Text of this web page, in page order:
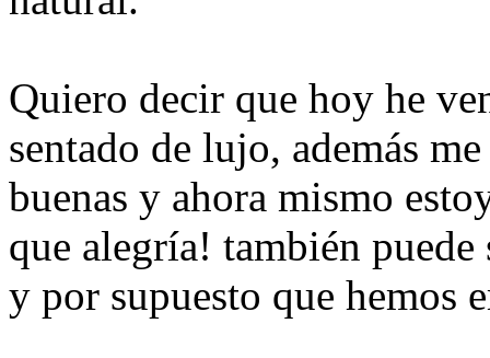
Quiero decir que hoy he
sentado de lujo, además
buenas y ahora mismo
que alegría! también puede
y por supuesto que hemos